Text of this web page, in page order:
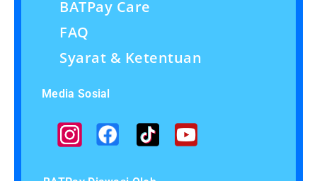
BATPay Care
FAQ
Syarat & Ketentuan
Media Sosial